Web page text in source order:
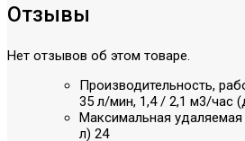
Отзывы
Нет отзывов об этом товаре.
Производительность,
35 л/мин, 1,4 / 2,1 м3/час
Максимальная
л) 24